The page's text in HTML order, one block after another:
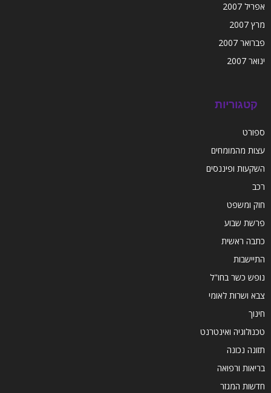
אפריל 2007
מרץ 2007
פברואר 2007
ינואר 2007
קטגוריות
ספורט
עצות מהמומחים
השקעות ופיננסים
רכב
חוק ומשפט
פרשת שבוע
כתבה ראשית
התיישבות
נופש כשר בחו"ל
צבא ושרות לאומי
חינוך
טכנולוגיה ואינטרנט
תזונה נכונה
בריאות ורפואה
חדשות המגזר